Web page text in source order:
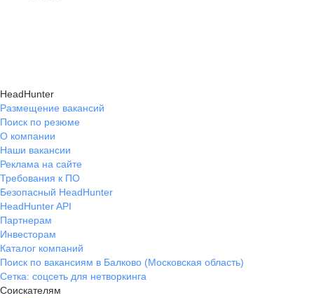
HeadHunter
Размещение вакансий
Поиск по резюме
О компании
Наши вакансии
Реклама на сайте
Требования к ПО
Безопасный HeadHunter
HeadHunter API
Партнерам
Инвесторам
Каталог компаний
Поиск по вакансиям в Балково (Московская область)
Сетка: соцсеть для нетворкинга
Соискателям